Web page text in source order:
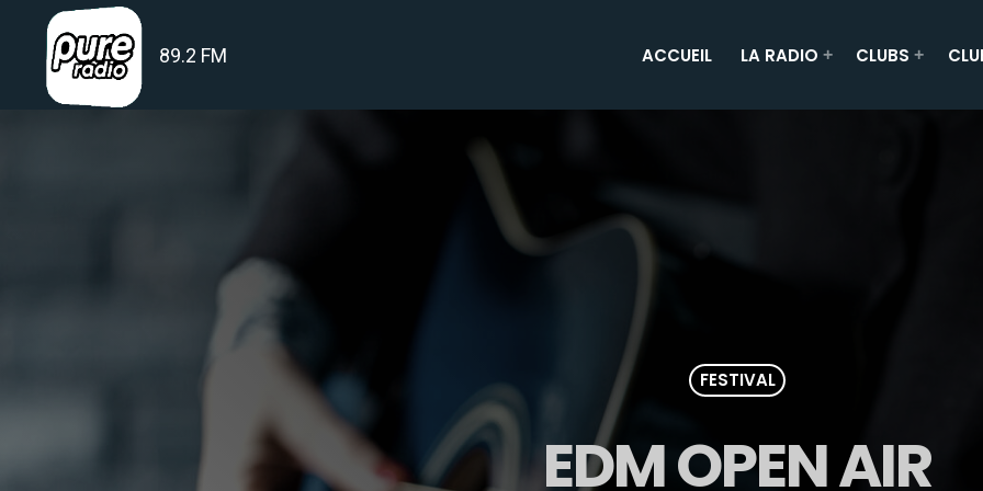
89.2 FM ACCUEIL LA RADIO CLUBS
FESTIVAL
EDM OPEN AIR